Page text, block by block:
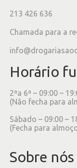
213 426 636
Chamada para a
Horário
2ªa 6ª – 09:00 –
(Não fecha para
Sábado – 09:00 –
(Fecha para
Sobre nós